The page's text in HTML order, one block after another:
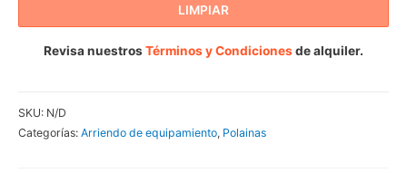
LIMPIAR
Revisa nuestrosTérminos y Condicionesde alquiler.
SKU: N/D
Categorías: Arriendo de equipamiento, Polainas